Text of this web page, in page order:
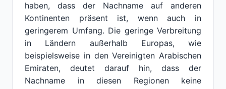
haben, dass der Nachname auf anderen
Kontinenten präsent ist, wenn auch in
geringerem Umfang. Die geringe Verbreitung
in Ländern außerhalb Europas, wie
beispielsweise in den Vereinigten Arabischen
Emiraten, deutet darauf hin, dass der
Nachname in diesen Regionen keine